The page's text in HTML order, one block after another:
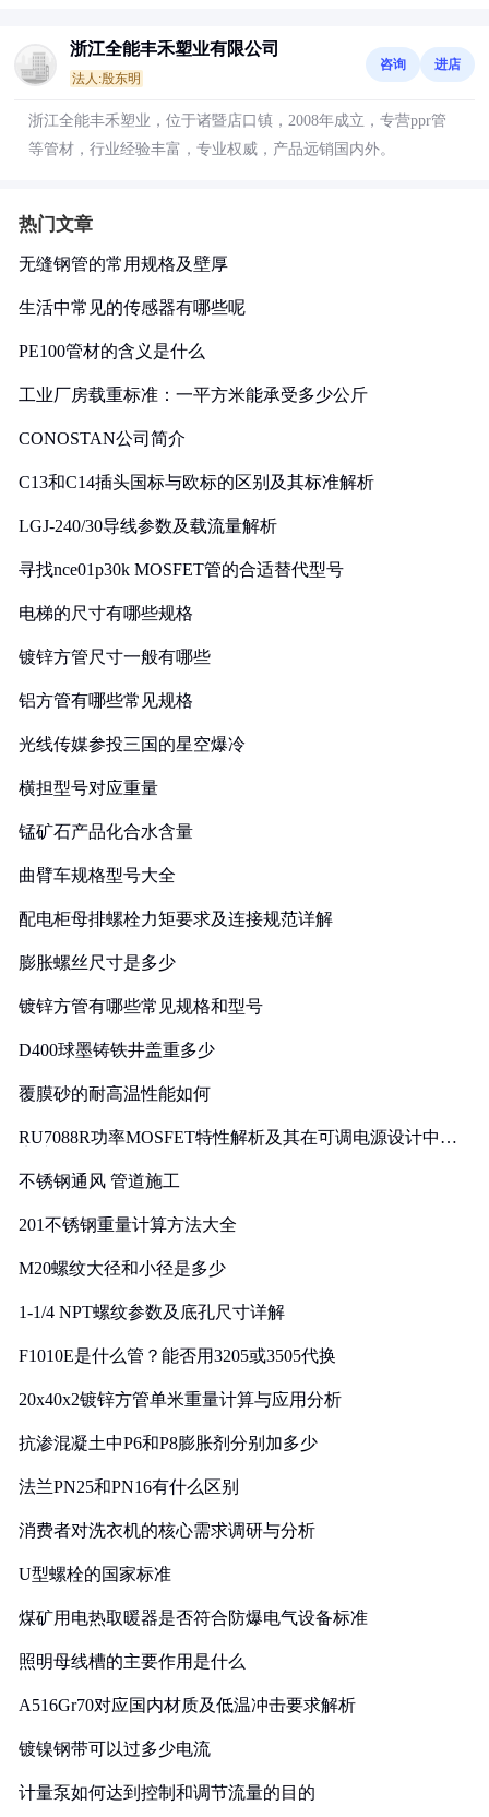
浙江全能丰禾塑业有限公司
法人:殷东明
咨询 进店
浙江全能丰禾塑业，位于诸暨店口镇，2008年成立，专营ppr管
等管材，行业经验丰富，专业权威，产品远销国内外。
热门文章
无缝钢管的常用规格及壁厚
生活中常见的传感器有哪些呢
PE100管材的含义是什么
工业厂房载重标准：一平方米能承受多少公斤
CONOSTAN公司简介
C13和C14插头国标与欧标的区别及其标准解析
LGJ-240/30导线参数及载流量解析
寻找nce01p30k MOSFET管的合适替代型号
电梯的尺寸有哪些规格
镀锌方管尺寸一般有哪些
铝方管有哪些常见规格
光线传媒参投三国的星空爆冷
横担型号对应重量
锰矿石产品化合水含量
曲臂车规格型号大全
配电柜母排螺栓力矩要求及连接规范详解
膨胀螺丝尺寸是多少
镀锌方管有哪些常见规格和型号
D400球墨铸铁井盖重多少
覆膜砂的耐高温性能如何
RU7088R功率MOSFET特性解析及其在可调电源设计中的
不锈钢通风 管道施工
201不锈钢重量计算方法大全
M20螺纹大径和小径是多少
1-1/4 NPT螺纹参数及底孔尺寸详解
F1010E是什么管？能否用3205或3505代换
20x40x2镀锌方管单米重量计算与应用分析
抗渗混凝土中P6和P8膨胀剂分别加多少
法兰PN25和PN16有什么区别
消费者对洗衣机的核心需求调研与分析
U型螺栓的国家标准
煤矿用电热取暖器是否符合防爆电气设备标准
照明母线槽的主要作用是什么
A516Gr70对应国内材质及低温冲击要求解析
镀镍钢带可以过多少电流
计量泵如何达到控制和调节流量的目的